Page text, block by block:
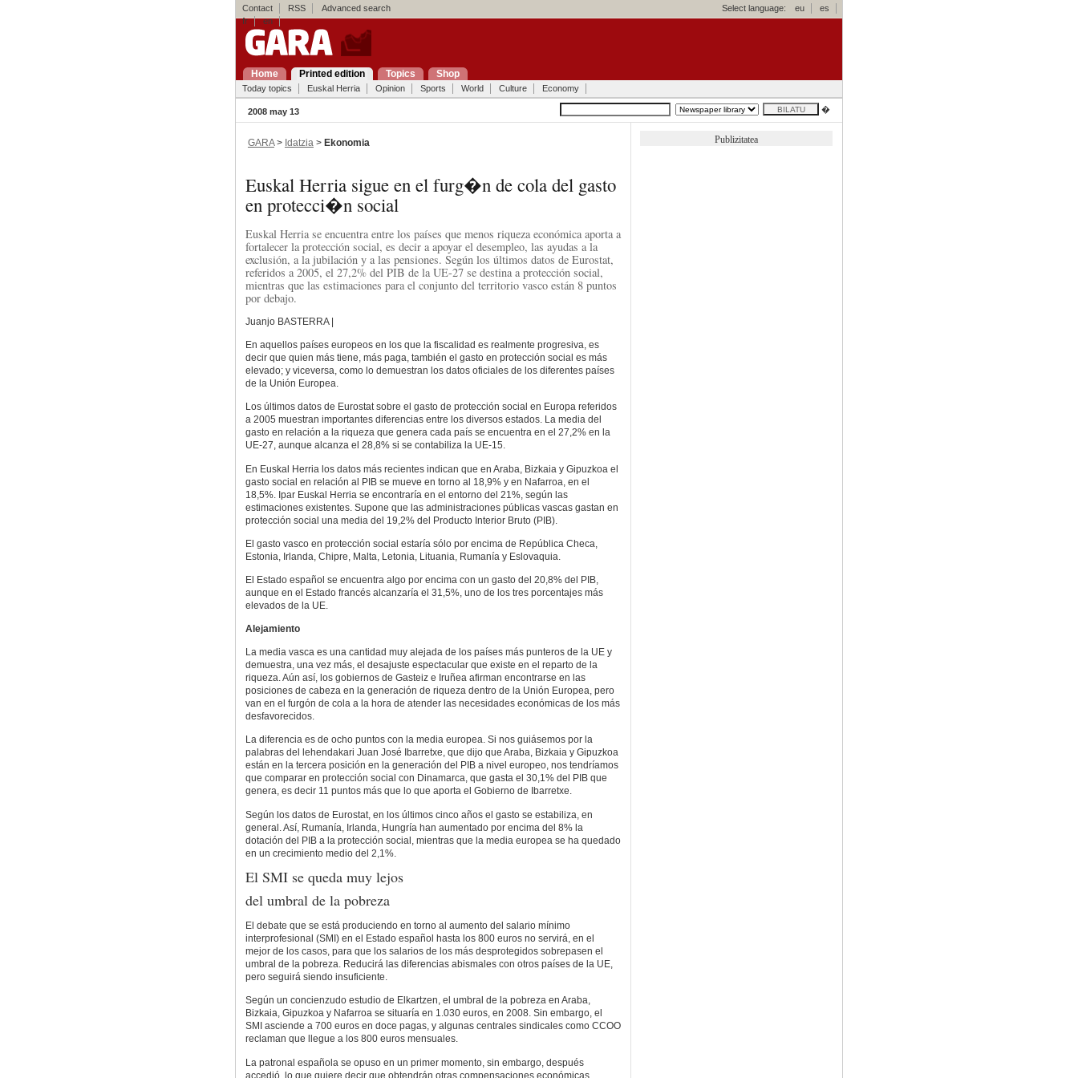
Contact RSS Advanced search Select language: eu
es
fr
en
Home Printed edition Topics Shop
Today topics Euskal Herria Opinion Sports World Culture Economy
2008 may 13 �
GARA> Idatzia > Ekonomia
Euskal Herria sigue en el furg�n de cola del gasto
en protecci�n social
Euskal Herria se encuentra entre los países que menos riqueza económica aporta a
fortalecer la protección social, es decir a apoyar el desempleo, las ayudas a la
exclusión, a la jubilación y a las pensiones. Según los últimos datos de Eurostat,
referidos a 2005, el 27,2% del PIB de la UE-27 se destina a protección social,
mientras que las estimaciones para el conjunto del territorio vasco están 8 puntos
por debajo.
Juanjo BASTERRA |
En aquellos países europeos en los que la fiscalidad es realmente progresiva, es
decir que quien más tiene, más paga, también el gasto en protección social es más
elevado; y viceversa, como lo demuestran los datos oficiales de los diferentes países
de la Unión Europea.
Los últimos datos de Eurostat sobre el gasto de protección social en Europa referidos
a 2005 muestran importantes diferencias entre los diversos estados. La media del
gasto en relación a la riqueza que genera cada país se encuentra en el 27,2% en la
UE-27, aunque alcanza el 28,8% si se contabiliza la UE-15.
En Euskal Herria los datos más recientes indican que en Araba, Bizkaia y Gipuzkoa el
gasto social en relación al PIB se mueve en torno al 18,9% y en Nafarroa, en el
18,5%. Ipar Euskal Herria se encontraría en el entorno del 21%, según las
estimaciones existentes. Supone que las administraciones públicas vascas gastan en
protección social una media del 19,2% del Producto Interior Bruto (PIB).
El gasto vasco en protección social estaría sólo por encima de República Checa,
Estonia, Irlanda, Chipre, Malta, Letonia, Lituania, Rumanía y Eslovaquia.
El Estado español se encuentra algo por encima con un gasto del 20,8% del PIB,
aunque en el Estado francés alcanzaría el 31,5%, uno de los tres porcentajes más
elevados de la UE.
Alejamiento
La media vasca es una cantidad muy alejada de los países más punteros de la UE y
demuestra, una vez más, el desajuste espectacular que existe en el reparto de la
riqueza. Aún así, los gobiernos de Gasteiz e Iruñea afirman encontrarse en las
posiciones de cabeza en la generación de riqueza dentro de la Unión Europea, pero
van en el furgón de cola a la hora de atender las necesidades económicas de los más
desfavorecidos.
La diferencia es de ocho puntos con la media europea. Si nos guiásemos por la
palabras del lehendakari Juan José Ibarretxe, que dijo que Araba, Bizkaia y Gipuzkoa
están en la tercera posición en la generación del PIB a nivel europeo, nos tendríamos
que comparar en protección social con Dinamarca, que gasta el 30,1% del PIB que
genera, es decir 11 puntos más que lo que aporta el Gobierno de Ibarretxe.
Según los datos de Eurostat, en los últimos cinco años el gasto se estabiliza, en
general. Así, Rumanía, Irlanda, Hungría han aumentado por encima del 8% la
dotación del PIB a la protección social, mientras que la media europea se ha quedado
en un crecimiento medio del 2,1%.
El SMI se queda muy lejos
del umbral de la pobreza
El debate que se está produciendo en torno al aumento del salario mínimo
interprofesional (SMI) en el Estado español hasta los 800 euros no servirá, en el
mejor de los casos, para que los salarios de los más desprotegidos sobrepasen el
umbral de la pobreza. Reducirá las diferencias abismales con otros países de la UE,
pero seguirá siendo insuficiente.
Según un concienzudo estudio de Elkartzen, el umbral de la pobreza en Araba,
Bizkaia, Gipuzkoa y Nafarroa se situaría en 1.030 euros, en 2008. Sin embargo, el
SMI asciende a 700 euros en doce pagas, y algunas centrales sindicales como CCOO
reclaman que llegue a los 800 euros mensuales.
La patronal española se opuso en un primer momento, sin embargo, después
accedió, lo que quiere decir que obtendrán otras compensaciones económicas,
Publizitatea